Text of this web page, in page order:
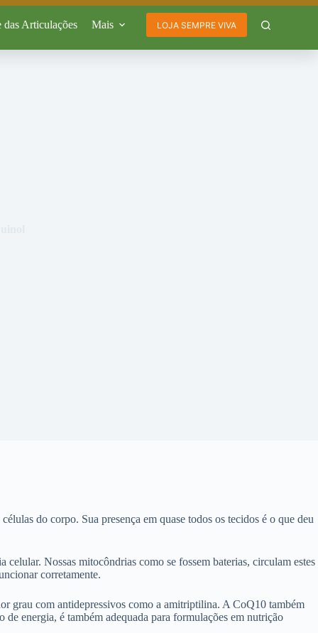
das Articulações Mais LOJA SEMPRE VIVA
do corpo. Sua presença em quase todos os tecidos é o que deu
Nossas mitocôndrias como se fossem baterias, circulam estes
corretamente.
grau com antidepressivos como a amitriptilina. A CoQ10 também
energia, é também adequada para formulações em nutrição